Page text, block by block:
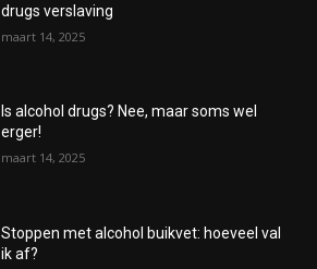
drugs verslaving
maart 14, 2025
Is alcohol drugs? Nee, maar soms wel
erger!
maart 14, 2025
Stoppen met alcohol buikvet: hoeveel val
ik af?